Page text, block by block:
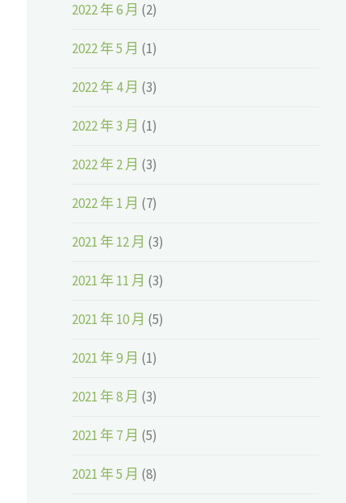
2022 年 6 月 (2)
2022 年 5 月 (1)
2022 年 4 月 (3)
2022 年 3 月 (1)
2022 年 2 月 (3)
2022 年 1 月 (7)
2021 年 12 月 (3)
2021 年 11 月 (3)
2021 年 10 月 (5)
2021 年 9 月 (1)
2021 年 8 月 (3)
2021 年 7 月 (5)
2021 年 5 月 (8)